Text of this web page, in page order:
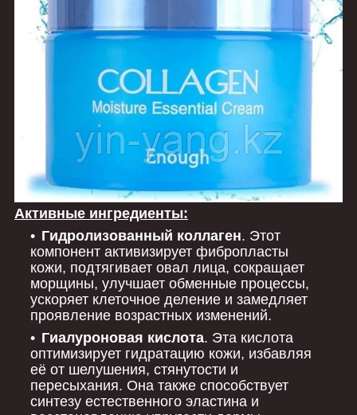
Активные ингредиенты:
Гидролизованный коллаген. Этот
компонент активизирует фибропласты
кожи, подтягивает овал лица, сокращает
морщины, улучшает обменные процессы,
ускоряет клеточное деление и замедляет
проявление возрастных изменений.
Гиалуроновая кислота. Эта кислота
оптимизирует гидратацию кожи, избавляя
её от шелушения, стянутости и
пересыхания. Она также способствует
синтезу естественного эластина и